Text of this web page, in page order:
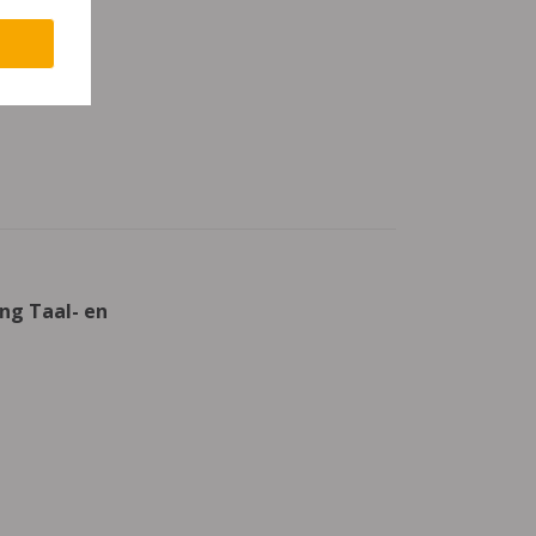
Taal- en